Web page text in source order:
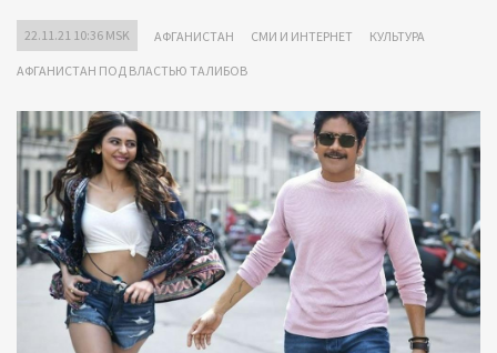
22.11.21 10:36 MSK АФГАНИСТАН СМИ И ИНТЕРНЕТ КУЛЬТУРА
АФГАНИСТАН ПОД ВЛАСТЬЮ ТАЛИБОВ